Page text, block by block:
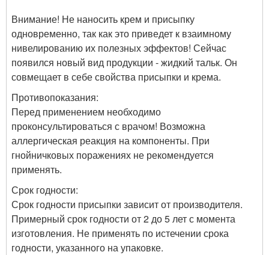
Внимание! Не наносить крем и присыпку
одновременно, так как это приведет к взаимному
нивелированию их полезных эффектов! Сейчас
появился новый вид продукции - жидкий тальк. Он
совмещает в себе свойства присыпки и крема.
Противопоказания:
Перед применением необходимо
проконсультироваться с врачом! Возможна
аллергическая реакция на компоненты. При
гнойничковых поражениях не рекомендуется
применять.
Срок годности:
Срок годности присыпки зависит от производителя.
Примерный срок годности от 2 до 5 лет с момента
изготовления. Не применять по истечении срока
годности, указанного на упаковке.